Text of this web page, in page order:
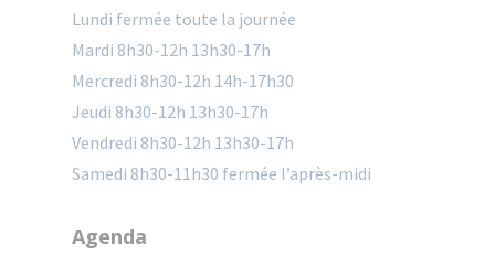
Lundi fermée toute la journée
Mardi 8h30-12h 13h30-17h
Mercredi 8h30-12h 14h-17h30
Jeudi 8h30-12h 13h30-17h
Vendredi 8h30-12h 13h30-17h
Samedi 8h30-11h30 fermée l’après-midi
Agenda